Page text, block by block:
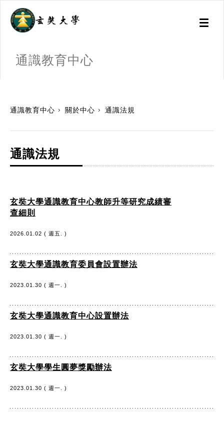
Toggle
通識教育中心
通識教育中心 關於中心 通識法規
通識法規
玄奘大學通識教育中心教師升等研究成績審
查細則
2026.01.02 ( 週五. )
玄奘大學通識教育委員會設置辦法
2023.01.30 ( 週一. )
玄奘大學通識教育中心設置辦法
2023.01.30 ( 週一. )
玄奘大學學生圓夢獎勵辦法
2023.01.30 ( 週一. )